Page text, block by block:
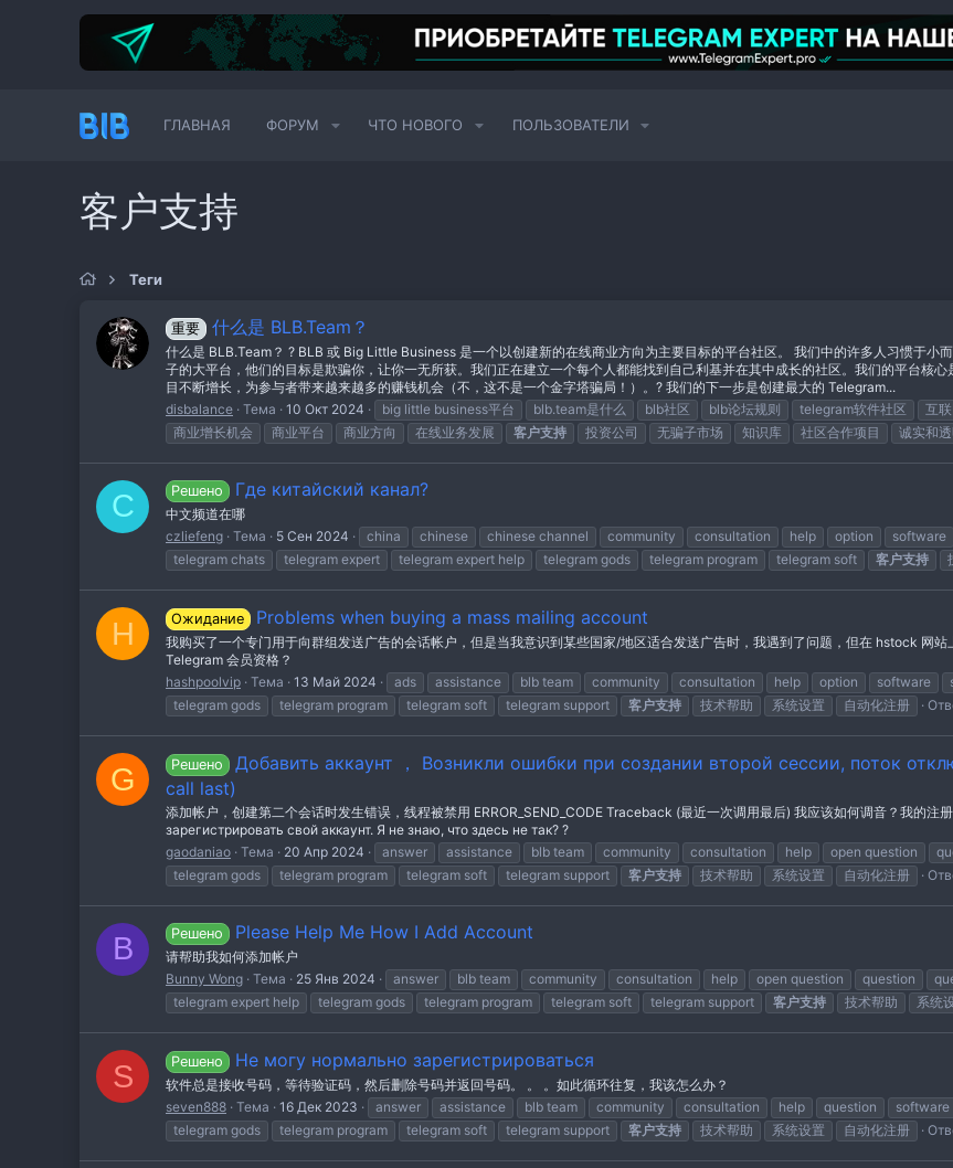
ГЛАВНАЯ ФОРУМ ЧТО НОВОГО ПОЛЬЗОВАТЕЛИ
客户支持
Теги
重要 什么是 BLB.Team？
什么是 BLB.Team？ ? BLB 或 Big Little Business 是一个以创建新的在线商业方向为主要目标的平台社区。 我们中的许多人习惯于小
子的大平台，他们的目标是欺骗你，让你一无所获。我们正在建立一个每个人都能找到自己利基并在其中成长的社区。我们的平台核
目不断增长，为参与者带来越来越多的赚钱机会（不，这不是一个金字塔骗局！）。? 我们的下一步是创建最大的 Telegram...
disbalance Тема 10 Окт 2024 big little business平台 blb.team是什么 blb社区 blb论坛规则 telegram软件社区 互
商业增长机会
商业平台 商业方向 在线业务发展 客户支持 投资公司 无骗子市场 知识库 社区合作项目 诚实和
C Решено Где китайский канал?
中文频道在哪
czliefeng Тема 5 Сен 2024 china chinese chinese channel community consultation help option software
telegram chats
telegram expert telegram expert help telegram gods telegram program telegram soft 客户支持
H Ожидание Problems when buying a mass mailing account
我购买了一个专门用于向群组发送广告的会话帐户，但是当我意识到某些国家/地区适合发送广告时，我遇到了问题，但在 hstock 网
Telegram 会员资格？
hashpoolvip Тема 13 Май 2024 ads assistance blb team community consultation help option software
telegram gods
telegram program telegram soft telegram support 客户支持 技术帮助 系统设置 自动化注册
G Решено
Добавить аккаунт ， Возникли ошибки при создании второй сессии, поток
call last)
添加帐户，创建第二个会话时发生错误，线程被禁用 ERROR_SEND_CODE Traceback (最近一次调用最后) 我应该如何调音？我
зарегистрировать свой аккаунт. Я не знаю, что здесь не так? ?
gaodaniao Тема 20 Апр 2024 answer assistance blb team community consultation help open question
telegram gods
telegram program telegram soft telegram support 客户支持 技术帮助 系统设置 自动化注册
B Решено Please Help Me How I Add Account
请帮助我如何添加帐户
Bunny Wong Тема 25 Янв 2024 answer blb team community consultation help open question question
telegram expert help
telegram gods telegram program telegram soft telegram support 客户支持 技术帮助 系统
S Решено Не могу нормально зарегистрироваться
软件总是接收号码，等待验证码，然后删除号码并返回号码。 。 。如此循环往复，我该怎么办？
seven888 Тема 16 Дек 2023 answer assistance blb team community consultation help question software
telegram gods
telegram program telegram soft telegram support 客户支持 技术帮助 系统设置 自动化注册